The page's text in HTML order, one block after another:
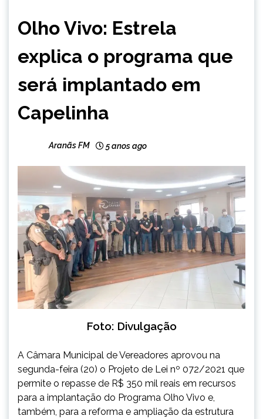
NOTÍCIAS
Olho Vivo: Estrela
explica o programa que
será implantado em
Capelinha
Aranãs FM 5 anos ago
Foto: Divulgação
A Câmara Municipal de Vereadores aprovou na
segunda-feira (20) o Projeto de Lei nº 072/2021 que
permite o repasse de R$ 350 mil reais em recursos
para a implantação do Programa Olho Vivo e,
também, para a reforma e ampliação da estrutura